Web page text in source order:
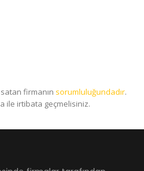
firmanın sorumluluğundadır.
ile irtibata geçmelisiniz.